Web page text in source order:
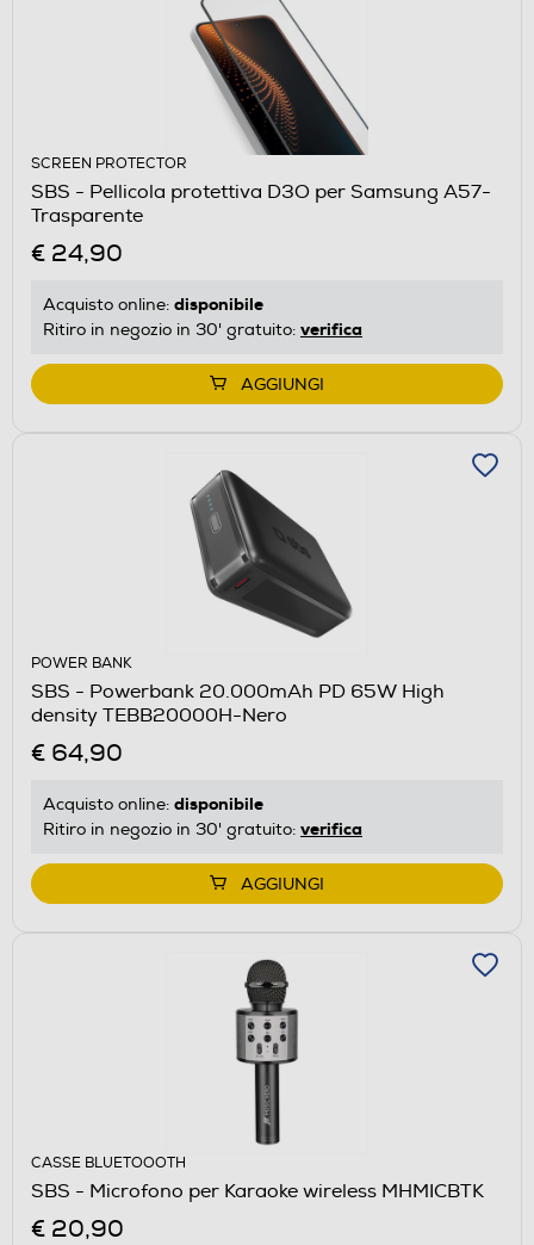
SCREEN PROTECTOR
SBS - Pellicola protettiva D3O per Samsung A57-
Trasparente
€ 24,90
Acquisto online: disponibile
Ritiro in negozio in 30' gratuito: verifica
AGGIUNGI
POWER BANK
SBS - Powerbank 20.000mAh PD 65W High
density TEBB20000H-Nero
€ 64,90
Acquisto online: disponibile
Ritiro in negozio in 30' gratuito: verifica
AGGIUNGI
CASSE BLUETOOOTH
SBS - Microfono per Karaoke wireless MHMICBTK
€ 20,90